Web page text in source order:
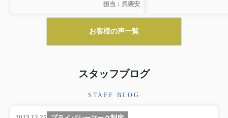
担当：呉裴安
お客様の声一覧
スタッフブログ
STAFF BLOG